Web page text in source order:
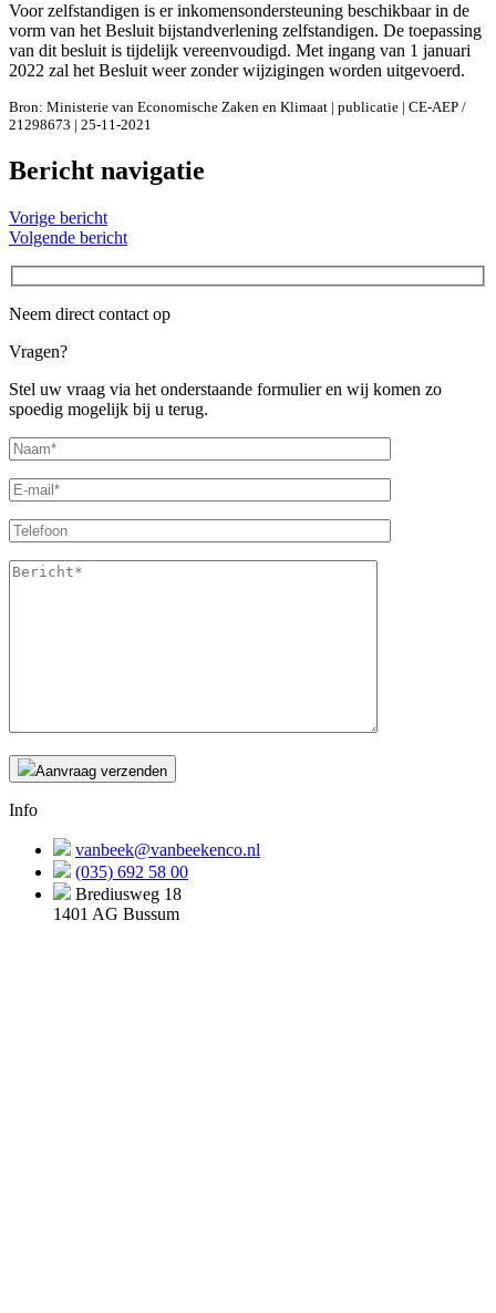
Voor zelfstandigen is er inkomensondersteuning beschikbaar in de
vorm van het Besluit bijstandverlening zelfstandigen. De toepassing
van dit besluit is tijdelijk vereenvoudigd. Met ingang van 1 januari
2022 zal het Besluit weer zonder wijzigingen worden uitgevoerd.
Bron: Ministerie van Economische Zaken en Klimaat | publicatie | CE-AEP /
21298673 | 25-11-2021
Bericht navigatie
Vorige bericht
Volgende bericht
Neem direct contact op
Vragen?
Stel uw vraag via het onderstaande formulier en wij komen zo
spoedig mogelijk bij u terug.
Aanvraag verzenden
Info
vanbeek@vanbeekenco.nl
(035) 692 58 00
Brediusweg 18
1401 AG Bussum